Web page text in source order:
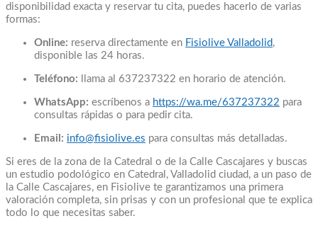
disponibilidad exacta y reservar tu cita, puedes hacerlo de varias
formas:
Online: reserva directamente en Fisiolive Valladolid ,
disponible las 24 horas.
Teléfono: llama al 637237322 en horario de atención.
WhatsApp: escríbenos a https://wa.me/637237322 para
consultas rápidas o para pedir cita.
Email: info@fisiolive.es para consultas más detalladas.
Si eres de la zona de la Catedral o de la Calle Cascajares y buscas
un estudio podológico en Catedral, Valladolid ciudad, a un paso de
la Calle Cascajares, en Fisiolive te garantizamos una primera
valoración completa, sin prisas y con un profesional que te explica
todo lo que necesitas saber.